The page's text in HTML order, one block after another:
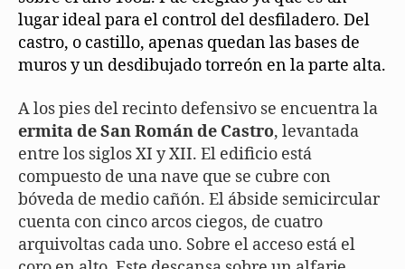
lugar ideal para el control del desfiladero. Del
castro, o castillo, apenas quedan las bases de
muros y un desdibujado torreón en la parte alta.
A los pies del recinto defensivo se encuentra la
ermita de San Román de Castro, levantada
entre los siglos XI y XII. El edificio está
compuesto de una nave que se cubre con
bóveda de medio cañón. El ábside semicircular
cuenta con cinco arcos ciegos, de cuatro
arquivoltas cada uno. Sobre el acceso está el